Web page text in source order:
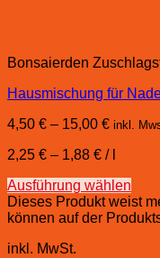
Bonsaierden
Hausmischung für
4,50 € – 15,00 € inkl.
2,25 € – 1,88 € /
Ausführung wählen
Dieses Produkt weist
können auf der
inkl. MwSt.